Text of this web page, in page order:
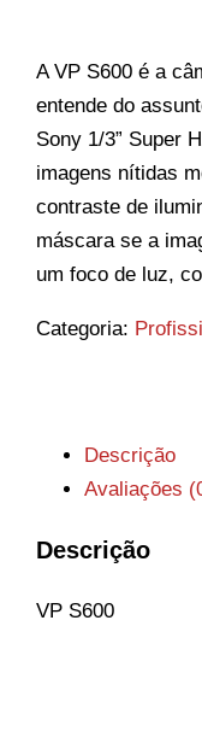
A VP S600 é a
entende do
Sony 1/3” Super
imagens nítidas
contraste de
máscara se a
um foco de luz,
Categoria:
Descrição
Avaliações
Descrição
VP S600